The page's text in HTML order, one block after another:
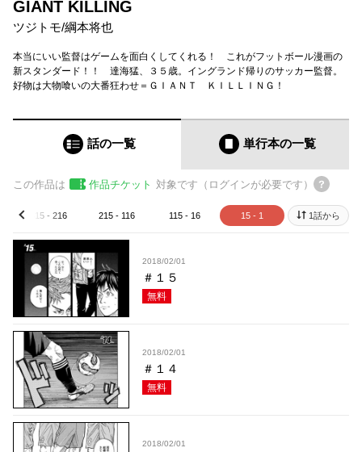
GIANT KILLING
ツジトモ/綱本将也
本当にいい監督はゲームを面白くしてくれる！ これがフットボール漫画の
新スタンダード！！ 達海猛、３５歳。イングランド帰りのサッカー監督。
好物は大物喰いの大番狂わせ＝ＧＩＡＮＴ ＫＩＬＬＩＮＧ！
話の一覧 単行本の一覧
この作品は 作品チケット 対象です（ログインが必要です）
315 - 216 215 - 116 115 - 16 15 - 1
prev 1話から
2018/02/01
＃１５
無料
2018/02/01
＃１４
無料
2018/02/01